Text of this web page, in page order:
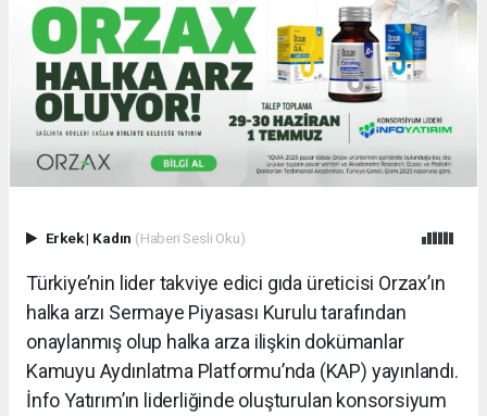
Erkek| Kadın (Haberi Sesli Oku)
Türkiye’nin lider takviye edici gıda üreticisi Orzax’ın
halka arzı Sermaye Piyasası Kurulu tarafından
onaylanmış olup halka arza ilişkin dokümanlar
Kamuyu Aydınlatma Platformu’nda (KAP) yayınlandı.
İnfo Yatırım’ın liderliğinde oluşturulan konsorsiyum